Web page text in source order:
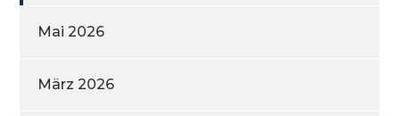
Mai 2026
März 2026